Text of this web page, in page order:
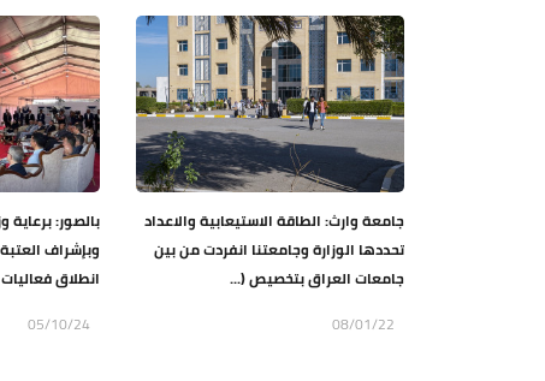
جامعة وارث: الطاقة الاستيعابية والاعداد
تحددها الوزارة وجامعتنا انفردت من بين
جامعات العراق بتخصيص (...
08/01/22
بالصور: برعاية
وبإشراف
انطلاق
05/10/24